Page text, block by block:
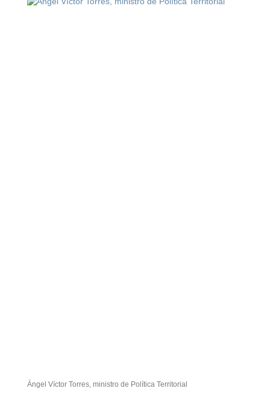
Ángel Víctor Torres, ministro de Política Territorial